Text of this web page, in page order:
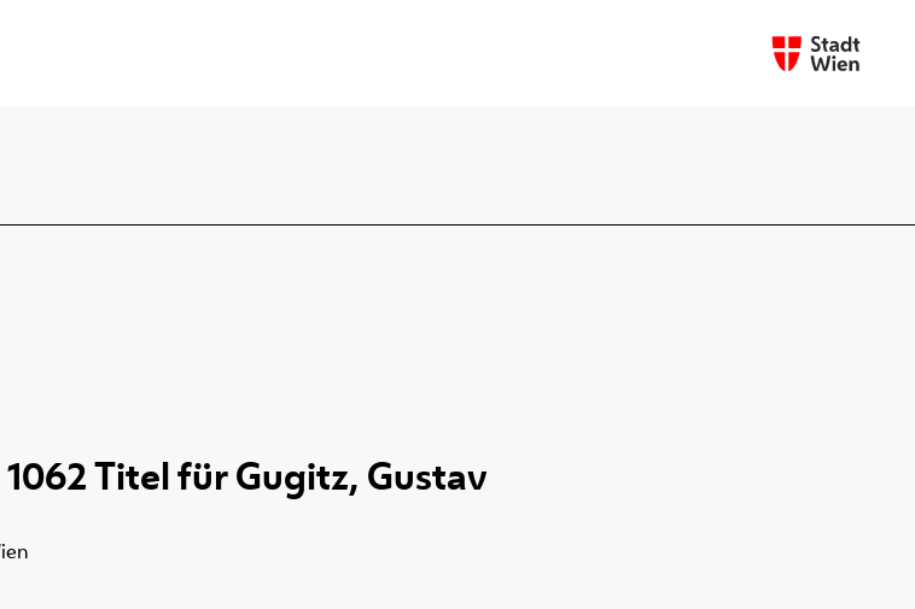
1062TitelfürGugitz, Gustav